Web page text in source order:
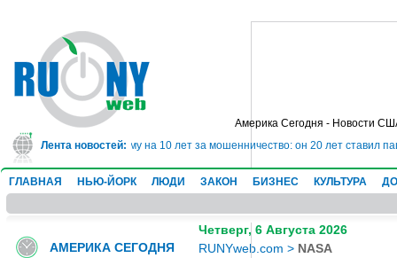
Америка Сегодня - Новости
Лента новостей:
сядет в тюрьму на 10 лет за мошенничество: он 20 лет ставил
ГЛАВНАЯ НЬЮ-ЙОРК ЛЮДИ ЗАКОН БИЗНЕС КУЛЬТУРА
АМЕРИКА СЕГОДНЯ
Четверг, 6 Августа 2026
RUNYweb.com > NASA